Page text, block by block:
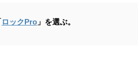
ロックPro 」を選ぶ。